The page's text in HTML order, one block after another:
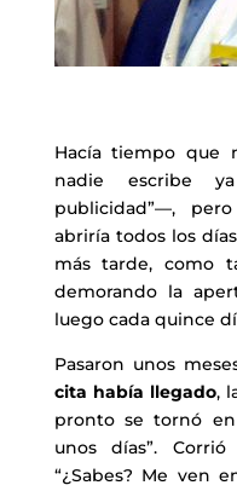
Hacía tiempo que
nadie escribe
publicidad”—,
abriría todos los
más tarde, como
demorando la
luego cada quince
Pasaron unos
cita había llegado,
pronto se tornó
unos días”.
“¿Sabes? Me ven